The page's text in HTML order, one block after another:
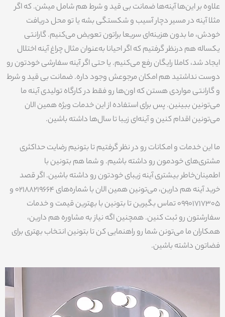
علاوه بر این‌ها آینه‌ها ضمانت بی قید و شرط هم شامل میشن. که اگر
مثلا آینه در مسیر دچار آسیب و شکستگی بشه یا تو محل دریافت
خودش، ما بدون هزینه‌ای سریعا براتون تعویض می‌کنیم. گارانتی
یکساله هم درنظر گرفتیم که اگر احیانا به‌عنوان مثال چراغ آینه اختلال
ایجاد شد، کاملا رایگان رفع می‌کنیم. یا حتی اگر آینه سفارشی خودتون رو
دوست نداشتید هم امکان مرجوعش وجود داره. ضمانت بی قید و شرط
و گارانتی مواردی هستن که اون‌ها رو فقط در کارگاه تولیدی آینه ما
می‌تونین ببینین. پس برای استفاده از این خدمات ویژه همین الان
می‌تونین اقدام کنین و آینه‌ای زیبا تا سال‌ها داشته باشین.
ما این خدمات و امکانات رو در نظر گرفتیم تا بتونیم رضایت حداکثری
مشتری‌های خودمون رو داشته باشیم. و شما هم بتونین با
اطمینان‌خاطر بیشتری آینه زیبای خودتون رو داشته باشین. اگر قصد
خرید آینه هم دارین، می‌تونین همین الان با شماره‌های 02188219664 و
09901717305 تماس بگیرین تا بتونین با بهترین قیمت و خدمات
سفارشتون رو ثبت کنین. همچنین اگه نیاز به مشاوره هم دارین،
همکاران ما می‌تونن شما رو راهنمایی کن تا بتونین انتخاب بهتری برای
فضاتون داشته باشین.